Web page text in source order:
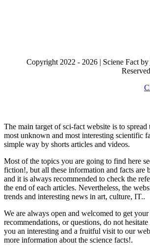
The main target of sci-fact
most unknown and most
simple way by shorts articles
Most of the topics you are
fiction!, but all these
and it is always
the end of each articles.
trends and interesting news in
We are always open and
recommendations, or
you an interesting and a
more information about the